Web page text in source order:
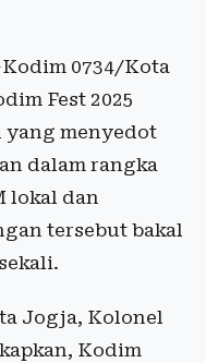
0734/Kota
Fest 2025
yang menyedot
dalam rangka
lokal dan
tersebut bakal
Jogja, Kolonel
Kodim